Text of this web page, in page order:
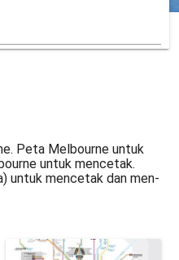
Peta Melbourne untuk
untuk mencetak.
untuk mencetak dan men-